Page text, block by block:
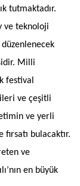
tutmaktadır.
ve teknoloji
düzenlenecek
Milli
festival
ve çeşitli
ve yerli
bulacaktır.
ve
en büyük